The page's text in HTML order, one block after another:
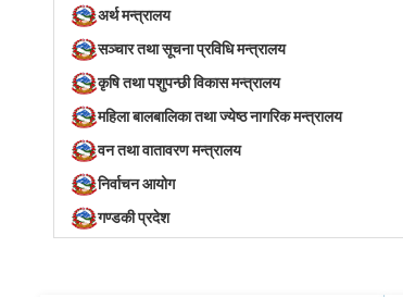
अर्थ मन्त्रालय
सञ्‍चार तथा सूचना प्रविधि मन्त्रालय
कृषि तथा पशुपन्छी विकास मन्त्रालय
महिला बालबालिका तथा ज्येष्ठ नागरिक मन्त्रालय
वन तथा वातावरण मन्त्रालय
निर्वाचन आयोग
गण्डकी प्रदेश